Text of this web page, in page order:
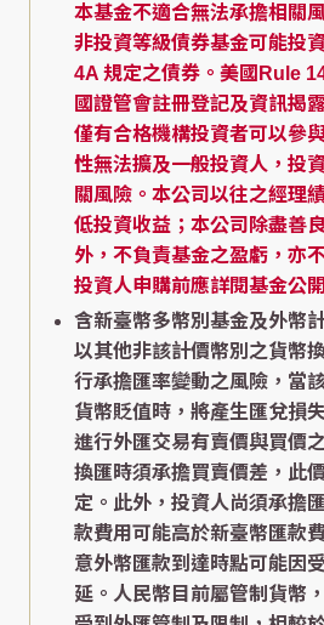
本基金不適合無法承擔相關
非投資等級債券基金可能投
4A 規定之債券。美國Rule
國證管會註冊登記及資訊揭
僅有合格機構投資者可以參
性無法擴及一般投資人，投
關風險。本公司以往之經理
低投資收益；本公司除盡善
外，不負責基金之盈虧，亦
投資人申購前應詳閱基金公
含新臺幣多幣別基金及外幣
以其他非該計價幣別之貨幣
行承擔匯率變動之風險，當
貨幣貶值時，將產生匯兌損
進行外匯交易有賣價與買價
換匯時須承擔買賣價差，此
定。此外，投資人尚須承擔
款費用可能高於新臺幣匯款
意外幣匯款到達時點可能因
延。人民幣目前屬管制貨幣